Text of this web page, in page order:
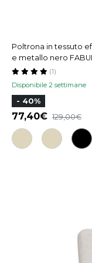
Poltrona in tessuto
e metallo nero
Disponibile 2 settimane
(1)
- 40%
77,40 129,00